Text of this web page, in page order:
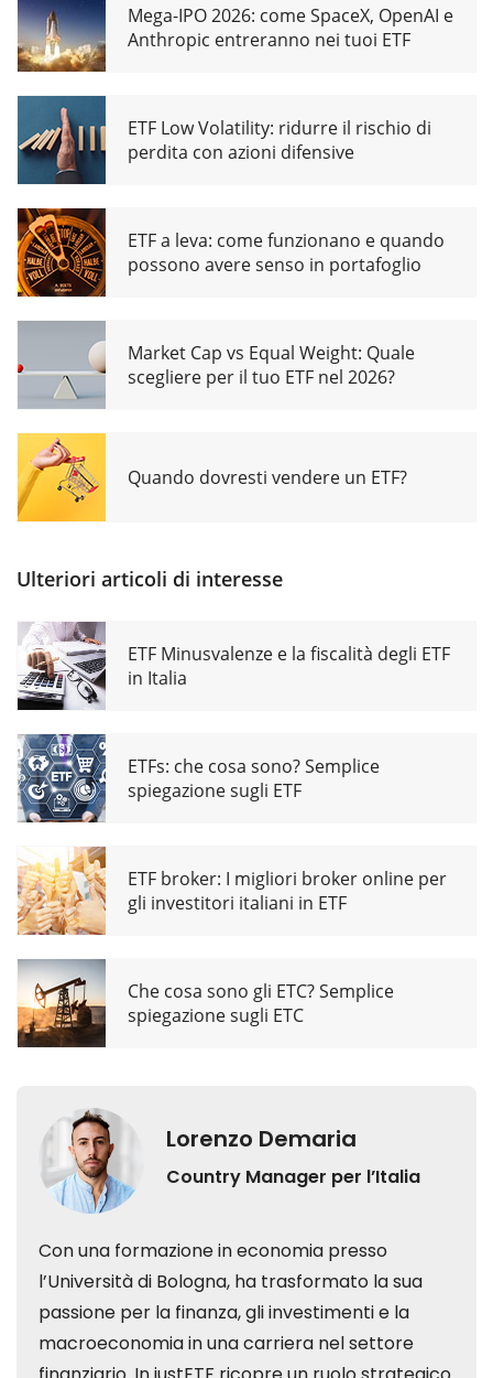
Mega-IPO 2026: come SpaceX, OpenAI e
Anthropic entreranno nei tuoi ETF
ETF Low Volatility: ridurre il rischio di
perdita con azioni difensive
ETF a leva: come funzionano e quando
possono avere senso in portafoglio
Market Cap vs Equal Weight: Quale
scegliere per il tuo ETF nel 2026?
Quando dovresti vendere un ETF?
Ulteriori articoli di interesse
ETF Minusvalenze e la fiscalità degli ETF
in Italia
ETFs: che cosa sono? Semplice
spiegazione sugli ETF
ETF broker: I migliori broker online per
gli investitori italiani in ETF
Che cosa sono gli ETC? Semplice
spiegazione sugli ETC